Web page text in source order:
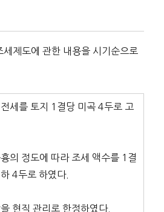
제도에 관한 내용을 시기순으로
세를 토지 1결당 미곡 4두로 고
의 정도에 따라 조세 액수를 1결
4두로 하였다.
현직 관리로 한정하였다.